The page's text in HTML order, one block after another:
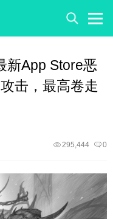
新App Store恶
击，最高卷走
0
295,444